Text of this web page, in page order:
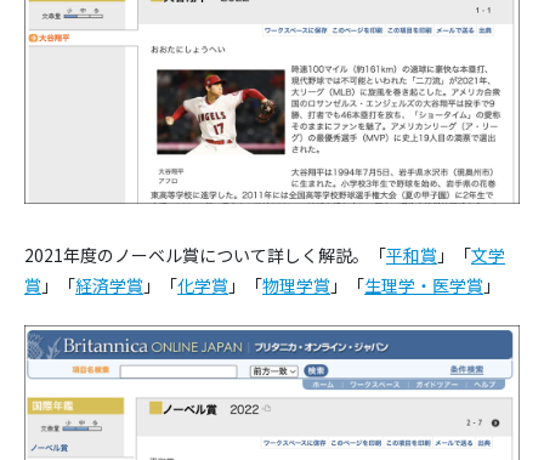
2021年度のノーベル賞について詳しく解説。「平和賞 」「文学
賞 」「経済学賞 」「化学賞 」「物理学賞 」「生理学・医学賞 」